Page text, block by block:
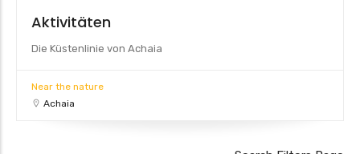
Aktivitäten
Die Küstenlinie von Achaia
Near the nature
Achaia